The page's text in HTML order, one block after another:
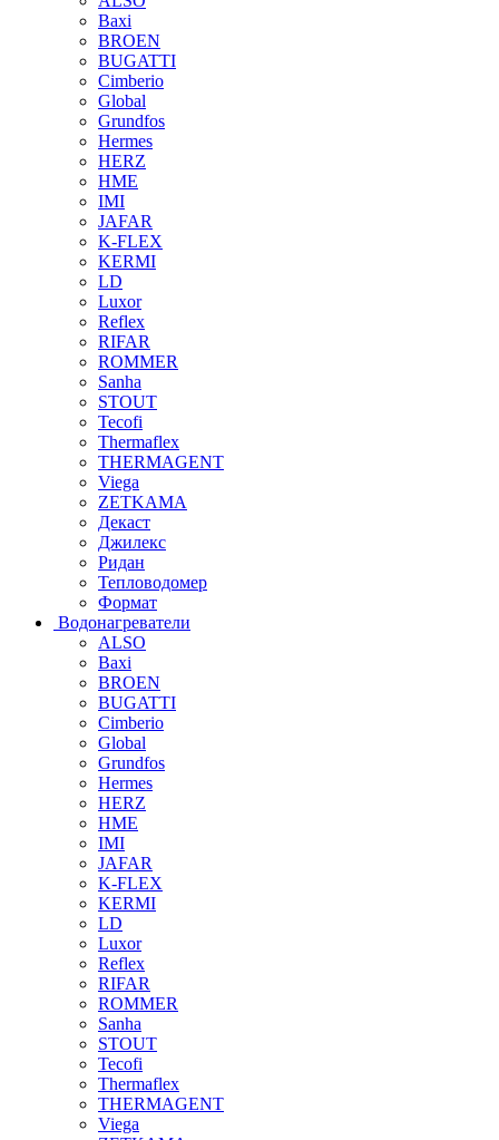
Baxi
BROEN
BUGATTI
Cimberio
Global
Grundfos
Hermes
HERZ
HME
IMI
JAFAR
K-FLEX
KERMI
LD
Luxor
Reflex
RIFAR
ROMMER
Sanha
STOUT
Tecofi
Thermaflex
THERMAGENT
Viega
ZETKAMA
Декаст
Джилекс
Ридан
Тепловодомер
Формат
Водонагреватели
ALSO
Baxi
BROEN
BUGATTI
Cimberio
Global
Grundfos
Hermes
HERZ
HME
IMI
JAFAR
K-FLEX
KERMI
LD
Luxor
Reflex
RIFAR
ROMMER
Sanha
STOUT
Tecofi
Thermaflex
THERMAGENT
Viega